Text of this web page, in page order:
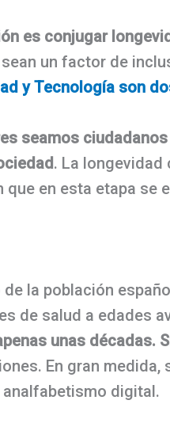
es conjugar
un factor de
y Tecnología son
seamos
. La longevidad
en esta etapa se
la población
de salud a edades
unas décadas.
En gran medida,
digital.